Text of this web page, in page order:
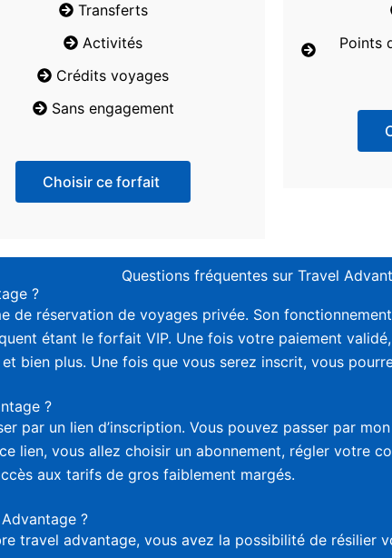
Transferts
Activités
Crédits voyages
Sans engagement
Choisir ce forfait
Points
Questions fréquentes sur Travel
?
de réservation de voyages privée. Son
étant le forfait VIP. Une fois votre paiement
bien plus. Une fois que vous serez inscrit, vous
?
par un lien d’inscription. Vous pouvez passer par
lien, vous allez choisir un abonnement, régler votre
aux tarifs de gros faiblement margés.
?
travel advantage, vous avez la possibilité de résilier